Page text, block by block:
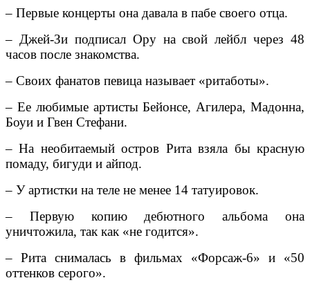
– Первые концерты она давала в пабе своего отца.
– Джей-Зи подписал Ору на свой лейбл через 48
часов после знакомства.
– Своих фанатов певица называет «ритаботы».
– Ее любимые артисты Бейонсе, Агилера, Мадонна,
Боуи и Гвен Стефани.
– На необитаемый остров Рита взяла бы красную
помаду, бигуди и айпод.
– У артистки на теле не менее 14 татуировок.
– Первую копию дебютного альбома она
уничтожила, так как «не годится».
– Рита снималась в фильмах «Форсаж-6» и «50
оттенков серого».